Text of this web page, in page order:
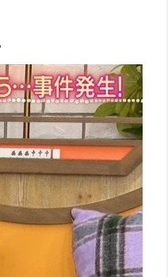
＝ラブ！げーみんぐ』＝LOV
樹愛羅＆佐々木舞香SPインタ